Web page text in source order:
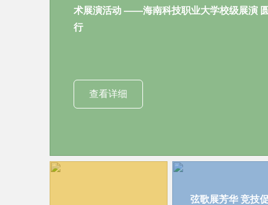
术展演活动 ——海南科技职业大学校级展演
行
查看详细
弦歌展芳华 竞技